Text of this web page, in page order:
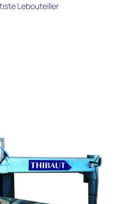
Lebouteiller